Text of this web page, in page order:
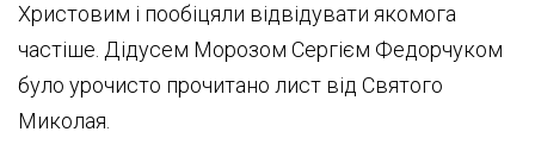
Христовим і пообіцяли відвідувати якомога
частіше. Дідусем Морозом Сергієм Федорчуком
було урочисто прочитано лист від Святого
Миколая.